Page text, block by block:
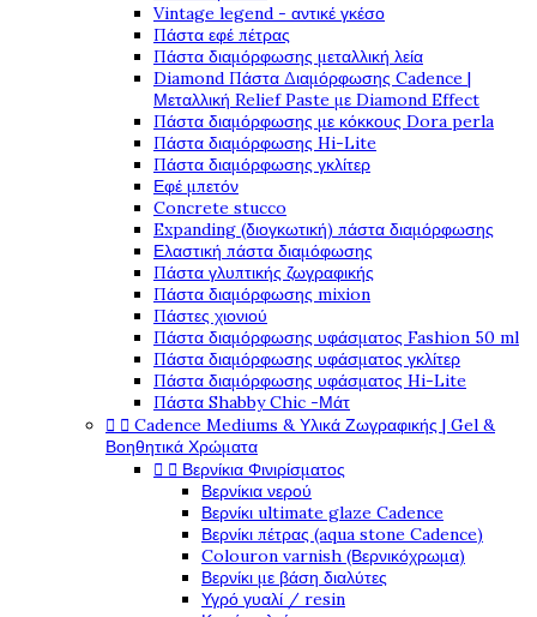
Vintage legend - αντικέ γκέσο
Πάστα εφέ πέτρας
Πάστα διαμόρφωσης μεταλλική λεία
Diamond Πάστα Διαμόρφωσης Cadence |
Μεταλλική Relief Paste με Diamond Effect
Πάστα διαμόρφωσης με κόκκους Dora perla
Πάστα διαμόρφωσης Hi-Lite
Πάστα διαμόρφωσης γκλίτερ
Εφέ μπετόν
Concrete stucco
Expanding (διογκωτική) πάστα διαμόρφωσης
Ελαστική πάστα διαμόφωσης
Πάστα γλυπτικής ζωγραφικής
Πάστα διαμόρφωσης mixion
Πάστες χιονιού
Πάστα διαμόρφωσης υφάσματος Fashion 50 ml
Πάστα διαμόρφωσης υφάσματος γκλίτερ
Πάστα διαμόρφωσης υφάσματος Hi-Lite
Πάστα Shabby Chic -Μάτ
  Cadence Mediums & Υλικά Ζωγραφικής | Gel &
Βοηθητικά Χρώματα
  Βερνίκια Φινιρίσματος
Βερνίκια νερού
Βερνίκι ultimate glaze Cadence
Βερνίκι πέτρας (aqua stone Cadence)
Colouron varnish (Βερνικόχρωμα)
Βερνίκι με βάση διαλύτες
Υγρό γυαλί / resin